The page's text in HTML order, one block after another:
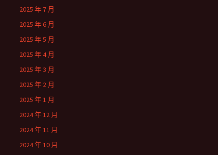
2025 年 7 月
2025 年 6 月
2025 年 5 月
2025 年 4 月
2025 年 3 月
2025 年 2 月
2025 年 1 月
2024 年 12 月
2024 年 11 月
2024 年 10 月